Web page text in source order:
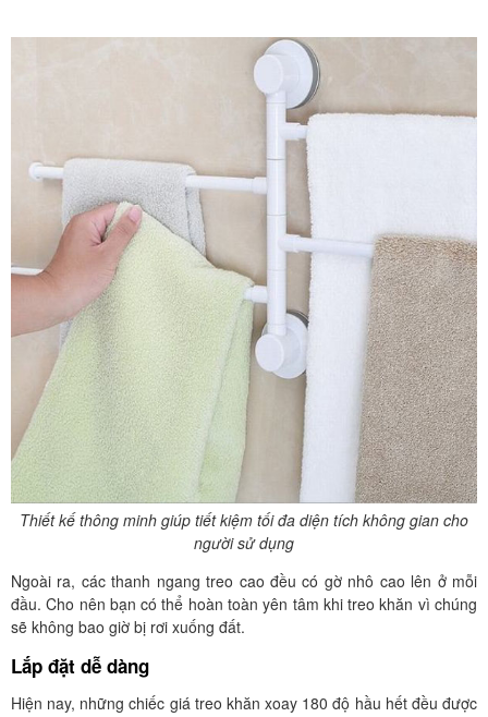
Thiết kế thông minh giúp tiết kiệm tối đa diện tích không gian cho
người sử dụng
Ngoài ra, các thanh ngang treo cao đều có gờ nhô cao lên ở mỗi
đầu. Cho nên bạn có thể hoàn toàn yên tâm khi treo khăn vì chúng
sẽ không bao giờ bị rơi xuống đất.
Lắp đặt dễ dàng
Hiện nay, những chiếc giá treo khăn xoay 180 độ hầu hết đều được